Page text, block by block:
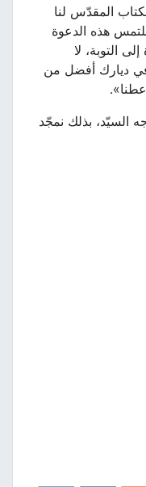
المقدّس لنا
هذه الدعوة
التوبة، لا
ديارك أفضل من
السيّد، بذلك نمجّد